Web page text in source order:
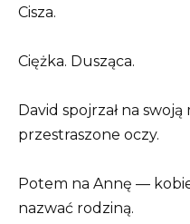
Cisza.
Ciężka. Dusząca.
David spojrzał na
przestraszone oczy.
Potem na Annę —
nazwać rodziną.